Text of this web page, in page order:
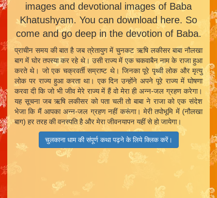
images and devotional images of Baba
Khatushyam. You can download here. So
come and go deep in the devotion of Baba.
प्राचीन समय की बात है जब त्रेतायुग में चुनकट ऋषि लकीसर बाबा नौलखा
बाग में घोर तपस्या कर रहे थे। उसी राज्य में एक चकवाबैन नाम के राजा हुआ
करते थे। जो एक चक्रवर्ती सम्राष्ट थे। जिनका पूरे पृथ्वी लोक और मृत्यु
लोक पर राज्य हुआ करता था। एक दिन उन्होंने अपने पूरे राज्य में घोषणा
करवा दी कि जो भी जीव मेरे राज्य में हैं वो मेरा ही अन्न-जल ग्रहण करेगा।
यह सूचना जब ऋषि लकीसर को पता चली तो बाबा ने राजा को एक संदेश
भेजा कि मैं आपका अन्न-जल ग्रहण नहीं करूंगा। मेरी तपोभूमि में (नौलखा
बाग) हर तरह की वनस्पति है और मेरा जीवनयापन यहीं से हो जायेगा।
चुलकाना धाम की संपूर्ण कथा पढ़ने के लिये क्लिक करें।